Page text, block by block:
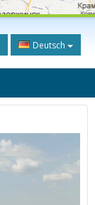
Deutsch